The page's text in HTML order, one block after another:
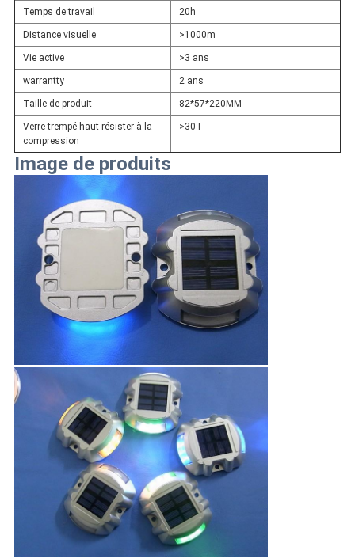
Temps de travail 20h
Distance visuelle >1000m
Vie active >3 ans
warrantty 2 ans
Taille de produit 82*57*220MM
Verre trempé haut résister à la
compression
>30T
Image de produits